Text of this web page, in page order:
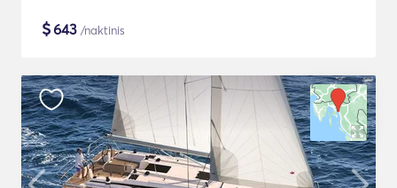
$643 /naktinis